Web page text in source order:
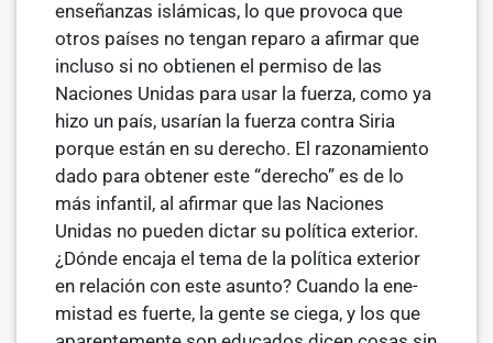
enseñanzas islámicas, lo que provoca que
otros países no tengan reparo a afirmar que
incluso si no obtienen el permiso de las
Naciones Unidas para usar la fuerza, como ya
hizo un país, usarían la fuerza contra Siria
porque están en su derecho. El razonamien­to
dado para obtener este “derecho” es de lo
más infantil, al afirmar que las Naciones
Unidas no pueden dictar su política exterior.
¿Dónde encaja el tema de la política exterior
en relación con este asunto? Cuando la ene­
mistad es fuerte, la gente se ciega, y los que